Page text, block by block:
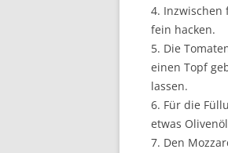
4. Inzwischen
fein hacken.
5. Die
einen Topf
lassen.
6. Für die
etwas
7. Den